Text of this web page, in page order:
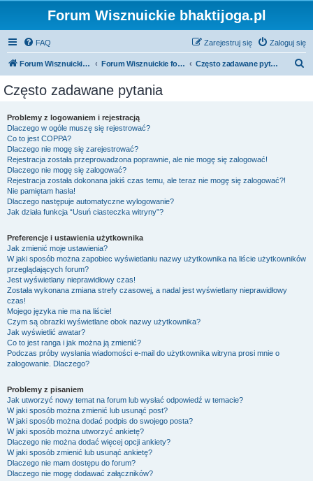
Forum Wisznuickie bhaktijoga.pl
FAQ Zaloguj się
Zarejestruj się
Forum Wisznuickie forum.bhaktijoga.pl Forum Wisznuickie forum.bhaktijoga.pl Często zadawane pytania
Często zadawane pytania
Problemy z logowaniem i rejestracją
Dlaczego w ogóle muszę się rejestrować?
Co to jest COPPA?
Dlaczego nie mogę się zarejestrować?
Rejestracja została przeprowadzona poprawnie, ale nie mogę się zalogować!
Dlaczego nie mogę się zalogować?
Rejestracja została dokonana jakiś czas temu, ale teraz nie mogę się zalogować?!
Nie pamiętam hasła!
Dlaczego następuje automatyczne wylogowanie?
Jak działa funkcja “Usuń ciasteczka witryny”?
Preferencje i ustawienia użytkownika
Jak zmienić moje ustawienia?
W jaki sposób można zapobiec wyświetlaniu nazwy użytkownika na liście użytkowników
przeglądających forum?
Jest wyświetlany nieprawidłowy czas!
Została wykonana zmiana strefy czasowej, a nadal jest wyświetlany nieprawidłowy
czas!
Mojego języka nie ma na liście!
Czym są obrazki wyświetlane obok nazwy użytkownika?
Jak wyświetlić awatar?
Co to jest ranga i jak można ją zmienić?
Podczas próby wysłania wiadomości e-mail do użytkownika witryna prosi mnie o
zalogowanie. Dlaczego?
Problemy z pisaniem
Jak utworzyć nowy temat na forum lub wysłać odpowiedź w temacie?
W jaki sposób można zmienić lub usunąć post?
W jaki sposób można dodać podpis do swojego posta?
W jaki sposób można utworzyć ankietę?
Dlaczego nie można dodać więcej opcji ankiety?
W jaki sposób zmienić lub usunąć ankietę?
Dlaczego nie mam dostępu do forum?
Dlaczego nie mogę dodawać załączników?